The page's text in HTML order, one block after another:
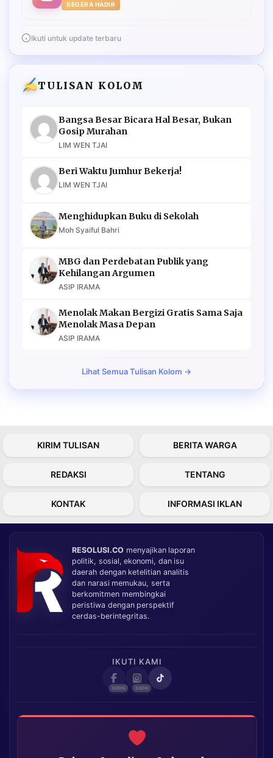
SEGERA HADIR
Ikuti untuk update terbaru
TULISAN KOLOM
Bangsa Besar Bicara Hal Besar, Bukan
Gosip Murahan
LIM WEN TJAI
Beri Waktu Jumhur Bekerja!
LIM WEN TJAI
Menghidupkan Buku di Sekolah
Moh Syaiful Bahri
MBG dan Perdebatan Publik yang
Kehilangan Argumen
ASIP IRAMA
Menolak Makan Bergizi Gratis Sama Saja
Menolak Masa Depan
ASIP IRAMA
Lihat Semua Tulisan Kolom →
KIRIM TULISAN BERITA WARGA
REDAKSI TENTANG
KONTAK INFORMASI IKLAN
RESOLUSI.CO menyajikan laporan
politik, sosial, ekonomi, dan isu
daerah dengan ketelitian analitis
dan narasi memukau, serta
berkomitmen membingkai
peristiwa dengan perspektif
cerdas-berintegritas.
IKUTI KAMI